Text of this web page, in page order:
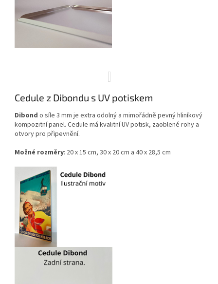
Cedule z Dibondu s UV potiskem
Dibond o síle 3 mm je extra odolný a mimořádně pevný hliníkový
kompozitní panel. Cedule má kvalitní UV potisk, zaoblené rohy a
otvory pro připevnění.
Možné rozměry: 20 x 15 cm, 30 x 20 cm a 40 x 28,5 cm